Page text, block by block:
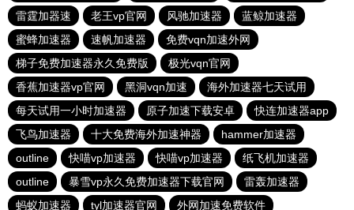
雷霆加器速
老王vp官网 风驰加速器
蓝鲸加速器
蜜蜂加速器
速帆加速器
免费vqn加速外网
梯子免费加速器永久免费版
极光vqn官网
香蕉加速器vp官网
黑洞vqn加速
海外加速器七天试用
每天试用一小时加速器
原子加速下载安卓
快连加速器app
飞鸟加速器
十大免费海外加速神器
hammer加速器
outline
快喵vp加速器 快喵vp加速器
纸飞机加速器
outline
暴雪vp永久免费加速器下载官网
雷轰加速器
蚂蚁加速器
tyl加速器官网 外网加速免费软件